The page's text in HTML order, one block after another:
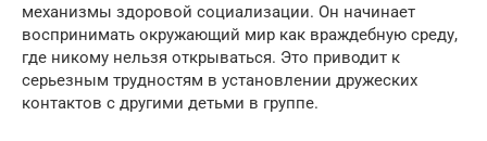
механизмы здоровой социализации. Он начинает
воспринимать окружающий мир как враждебную среду,
где никому нельзя открываться. Это приводит к
серьезным трудностям в установлении дружеских
контактов с другими детьми в группе.